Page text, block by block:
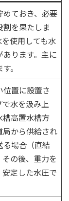
ておき、必要
を果たしま
使用しても水
ります。主に
。
置に設置さ
水を汲み上
槽高置水槽方
から供給され
る場合（直結
の後、重力を
定した水圧で